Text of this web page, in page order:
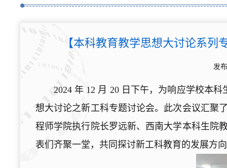
【本科教育教学思想大讨论系
发
2024 年 12 月 20 日下午，为响应学校本
想大讨论之新工科专题讨论会。此次会议汇聚
程师学院执行院长罗远新、西南大学本科生院
表们齐聚一堂，共同探讨新工科教育的发展方